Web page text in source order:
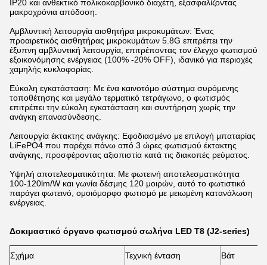
IP20 και ανθεκτικό πολικοκαρβονικό διαχέτη, εξασφαλίζοντας
μακροχρόνια απόδοση.
Αμβλυντική λειτουργία αισθητήρα μικροκυμάτων: Ένας
προαιρετικός αισθητήρας μικροκυμάτων 5.8G επιτρέπει την
έξυπνη αμβλυντική λειτουργία, επιτρέποντας τον έλεγχο φωτισμού
εξοικονόμησης ενέργειας (100% -20% OFF), ιδανικό για περιοχές
χαμηλής κυκλοφορίας.
Εύκολη εγκατάσταση: Με ένα καινοτόμο σύστημα συρόμενης
τοποθέτησης και μεγάλο τερματικό τετράγωνο, ο φωτισμός
επιτρέπει την εύκολη εγκατάσταση και συντήρηση χωρίς την
ανάγκη επανασύνδεσης.
Λειτουργία έκτακτης ανάγκης: Εφοδιασμένο με επιλογή μπαταρίας
LiFePO4 που παρέχει πάνω από 3 ώρες φωτισμού έκτακτης
ανάγκης, προσφέροντας αξιοπιστία κατά τις διακοπές ρεύματος.
Υψηλή αποτελεσματικότητα: Με φωτεινή αποτελεσματικότητα
100-120lm/W και γωνία δέσμης 120 μοιρών, αυτό το φωτιστικό
παράγει φωτεινό, ομοιόμορφο φωτισμό με μειωμένη κατανάλωση
ενέργειας.
Δοκιμαστικό όργανο φωτισμού σωλήνα LED T8 (J2-series)
Σχήμα Τεχνική ένταση
Βάτ